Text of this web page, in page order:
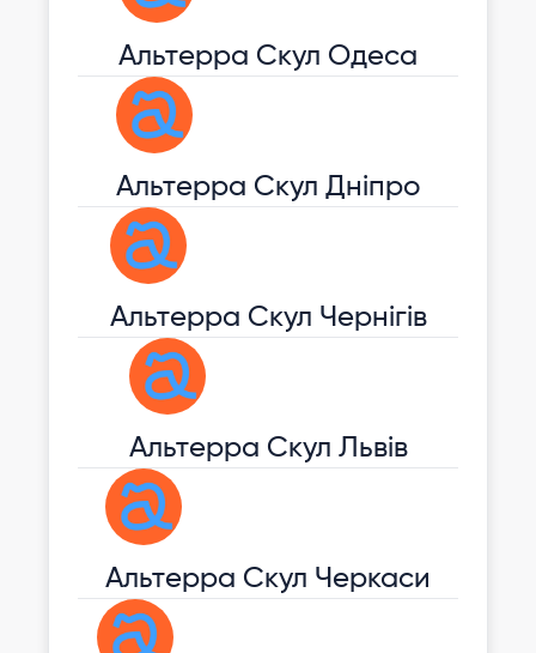
Альтерра Скул Одеса
Альтерра Скул Дніпро
Aльтерра Скул Чернігів
Альтерра Скул Львів
Альтерра Скул Черкаси